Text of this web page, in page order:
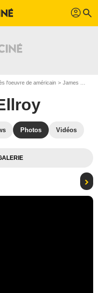
profil search
l'oeuvre de américain James Ellroy
Photos Vidéos